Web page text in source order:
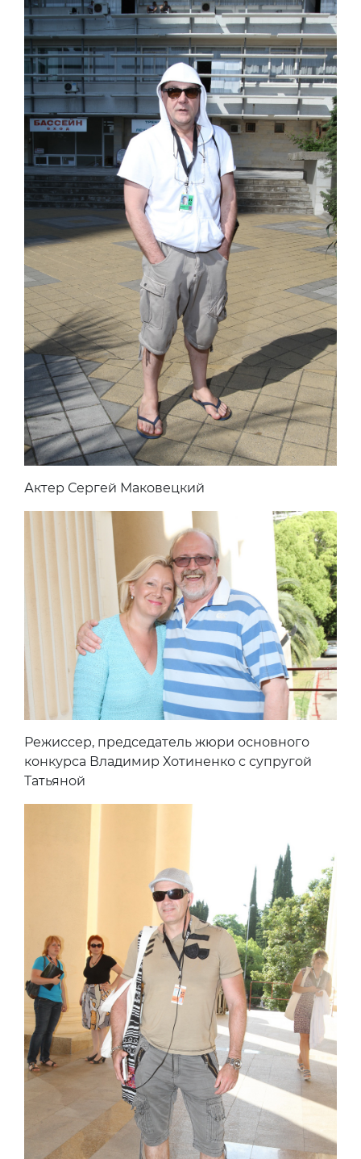
Актер Сергей Маковецкий
Режиссер, председатель жюри основного
конкурса Владимир Хотиненко с супругой
Татьяной